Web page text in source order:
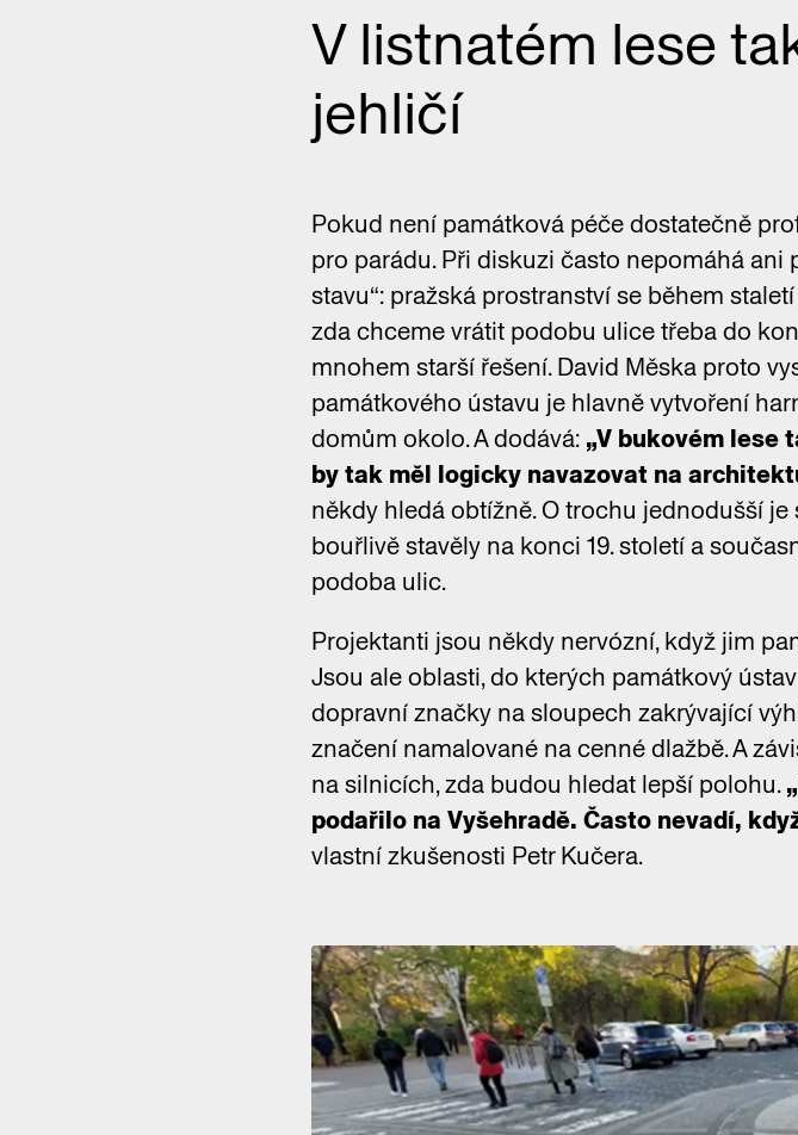
V listnatém lese
jehličí
Pokud není památková péče dostatečně
pro parádu. Při diskuzi často nepomáhá
stavu“: pražská prostranství se během
zda chceme vrátit podobu ulice třeba do
mnohem starší řešení. David Měska proto
památkového ústavu je hlavně vytvoření
domům okolo. A dodává: „V bukovém lese
by tak měl logicky navazovat na
někdy hledá obtížně. O trochu jednodušší
bouřlivě stavěly na konci 19. století a
podoba ulic.
Projektanti jsou někdy nervózní, když jim
Jsou ale oblasti, do kterých památkový
dopravní značky na sloupech zakrývající
značení namalované na cenné dlažbě. A
na silnicích, zda budou hledat lepší polohu.
podařilo na Vyšehradě. Často nevadí,
vlastní zkušenosti Petr Kučera.